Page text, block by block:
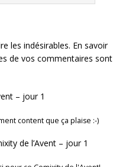
les indésirables. En savoir
de vos commentaires sont
– jour 1
content que ça plaise :-)
de l’Avent – jour 1